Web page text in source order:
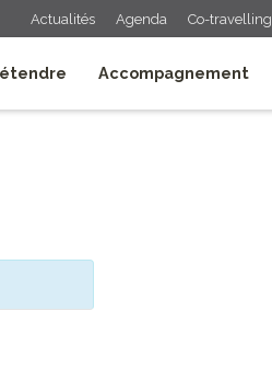
Actualités Agenda Co-travelling
Accompagnement